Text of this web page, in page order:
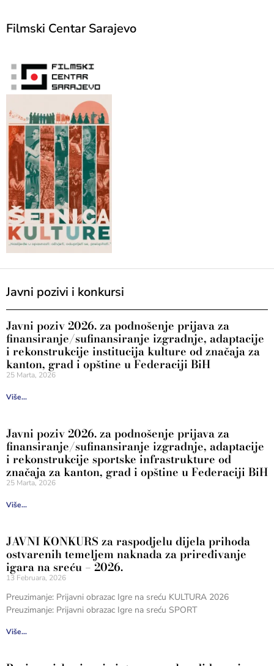
Filmski Centar Sarajevo
Javni pozivi i konkursi
Javni poziv 2026. za podnošenje prijava za
finansiranje/sufinansiranje izgradnje, adaptacije
i rekonstrukcije institucija kulture od značaja za
kanton, grad i opštine u Federaciji BiH
25 Marta, 2026
Više...
Javni poziv 2026. za podnošenje prijava za
finansiranje/sufinansiranje izgradnje, adaptacije
i rekonstrukcije sportske infrastrukture od
značaja za kanton, grad i opštine u Federaciji BiH
25 Marta, 2026
Više...
JAVNI KONKURS za raspodjelu dijela prihoda
ostvarenih temeljem naknada za priređivanje
igara na sreću – 2026.
13 Februara, 2026
Preuzimanje: Prijavni obrazac Igre na sreću KULTURA 2026
Preuzimanje: Prijavni obrazac Igre na sreću SPORT
Više...